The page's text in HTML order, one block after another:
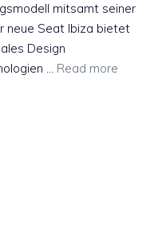
mitsamt seiner
neue Seat Ibiza bietet
Design
… Read more